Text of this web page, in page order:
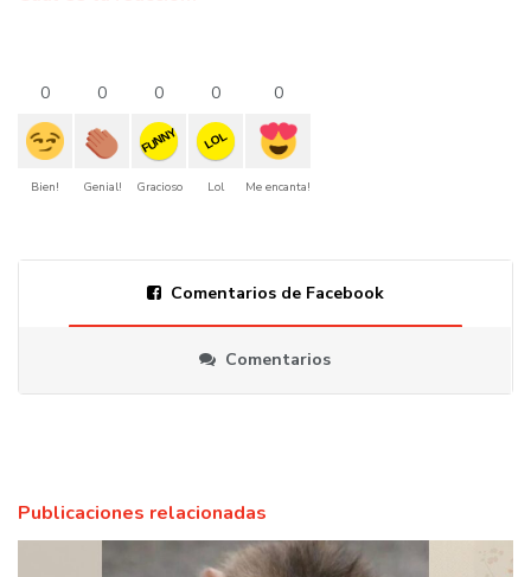
0
Bien!
0
Genial!
0
FUNNY
Gracioso
0
LOL
Lol
0
Me encanta!
Comentarios de Facebook
Comentarios
Publicaciones relacionadas